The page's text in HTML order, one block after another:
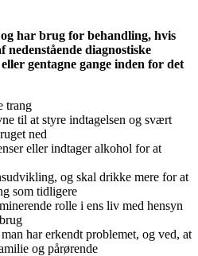
har brug for behandling, hvis
diagnostiske
gentagne gange inden for det
trang
til at styre indtagelsen og svært
ned
eller indtager alkohol for at
og skal drikke mere for at
som tidligere
rolle i ens liv med hensyn
har erkendt problemet, og ved, at
og pårørende